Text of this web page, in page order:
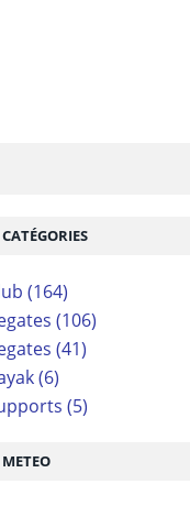
CATÉGORIES
(164)
(106)
(41)
(6)
(5)
METEO